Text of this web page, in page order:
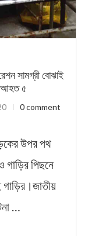
সামগ্রী বোঝাই
আহত ৫
0 comment
উপর পথ
গাড়ির পিছনে
…